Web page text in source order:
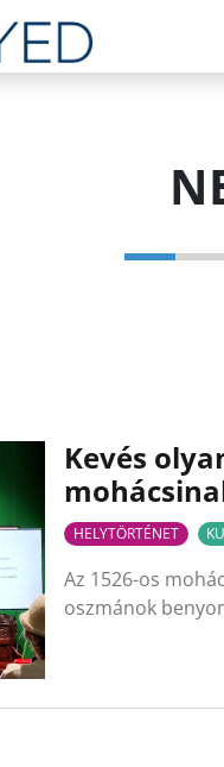
Kevés
HELYTÖRTÉNET
Az 1526-os
oszmánok